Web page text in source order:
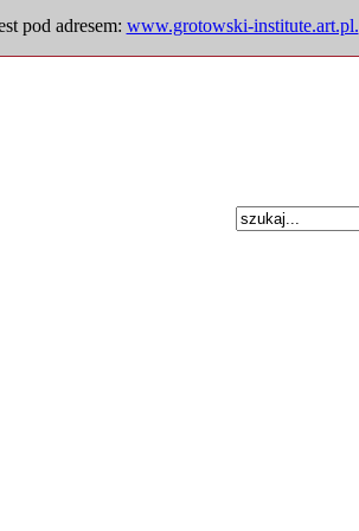
pod adresem: www.grotowski-institute.art.pl.